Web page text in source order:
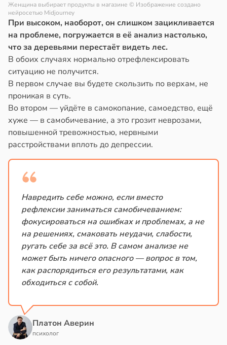
Женщина выбирает продукты в магазине © Изображение создано
нейросетью Midjourney
При высоком, наоборот, он слишком зацикливается
на проблеме, погружается в её анализ настолько,
что за деревьями перестаёт видеть лес.
В обоих случаях нормально отрефлексировать
ситуацию не получится.
В первом случае вы будете скользить по верхам, не
проникая в суть.
Во втором — уйдёте в самокопание, самоедство, ещё
хуже — в самобичевание, а это грозит неврозами,
повышенной тревожностью, нервными
расстройствами вплоть до депрессии.
Навредить себе можно, если вместо
рефлексии заниматься самобичеванием:
фокусироваться на ошибках и проблемах, а не
на решениях, смаковать неудачи, слабости,
ругать себе за всё это. В самом анализе не
может быть ничего опасного — вопрос в том,
как распорядиться его результатами, как
обходиться с собой.
Платон Аверин
психолог